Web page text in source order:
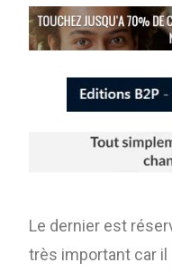
Le dernier est
très important car il